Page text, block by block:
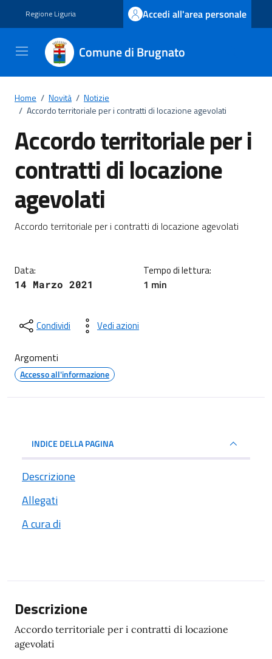
Regione Liguria Accedi all'area personale
Comune di Brugnato
Home / Novità / Notizie
/ Accordo territoriale per i contratti di locazione agevolati
Accordo territoriale per i
contratti di locazione
agevolati
Dettagli della notizia
Accordo territoriale per i contratti di locazione agevolati
Data:
14 Marzo 2021
Tempo di lettura:
1 min
Condividi Vedi azioni
Argomenti
Accesso all'informazione
INDICE DELLA PAGINA
Descrizione
Allegati
A cura di
Descrizione
Accordo territoriale per i contratti di locazione
agevolati